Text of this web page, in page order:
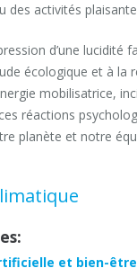
des activités
d’une
écologique et à la
mobilisatrice,
réactions
planète et notre
et bien-